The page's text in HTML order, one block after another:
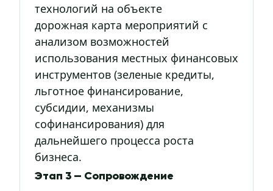
технологий на объекте
дорожная карта мероприятий с
анализом возможностей
использования местных финансовых
инструментов (зеленые кредиты,
льготное финансирование,
субсидии, механизмы
софинансирования) для
дальнейшего процесса роста
бизнеса.
Этап 3 — Сопровождение